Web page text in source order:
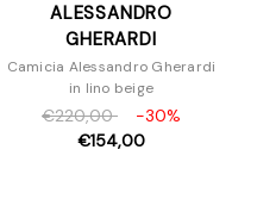
ALESSANDRO
GHERARDI
Camicia Alessandro Gherardi
in lino beige
€220,00
-30%
€154,00